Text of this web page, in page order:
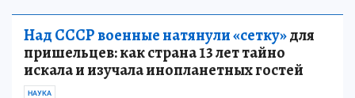
Над СССР военные натянули «сетку»для
пришельцев: как страна 13 лет тайно
искала и изучала инопланетных гостей
НАУКА